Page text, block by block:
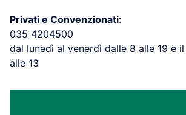
Privati e Convenzionati:
035 4204500
dal lunedì al venerdì dalle 8 alle 19 e
alle 13